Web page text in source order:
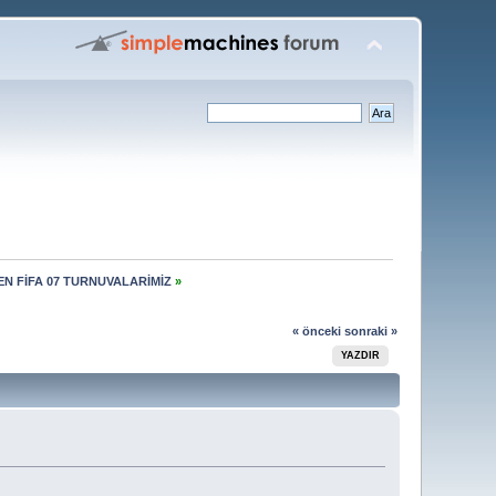
FİFA 07 TURNUVALARİMİZ »
« önceki sonraki »
YAZDIR